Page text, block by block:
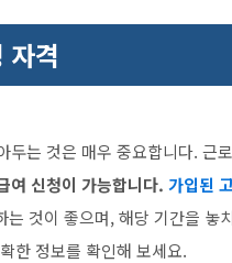
자격
두는 것은 매우 중요합니다. 근
여 신청이 가능합니다. 가입된
는 것이 좋으며, 해당 기간을
한 정보를 확인해 보세요.